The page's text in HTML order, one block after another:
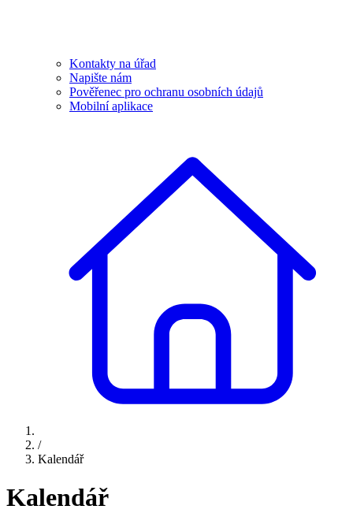
Kontakty na úřad
Napište nám
Pověřenec pro ochranu osobních údajů
Mobilní aplikace
/
Kalendář
Kalendář